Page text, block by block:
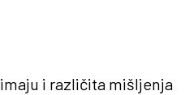
i različita mišljenja